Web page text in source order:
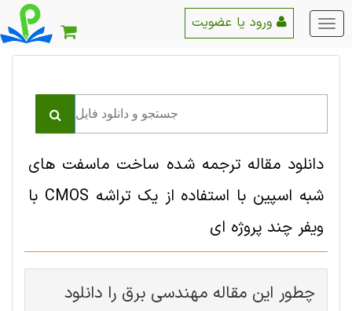
منو
اصلی
دانلود مقاله ترجمه شده ساخت ماسفت های
شبه اسپین با استفاده از یک تراشه CMOS با
ویفر چند پروژه ای
چطور این مقاله مهندسی برق را دانلود